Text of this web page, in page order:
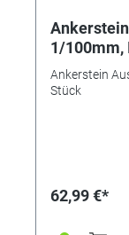
1/100mm,
Ankerstein
Stück
62,99 €*